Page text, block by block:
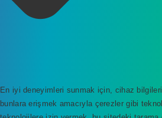
En iyi deneyimleri sunmak için, cihaz
bunlara erişmek amacıyla çerezler gibi